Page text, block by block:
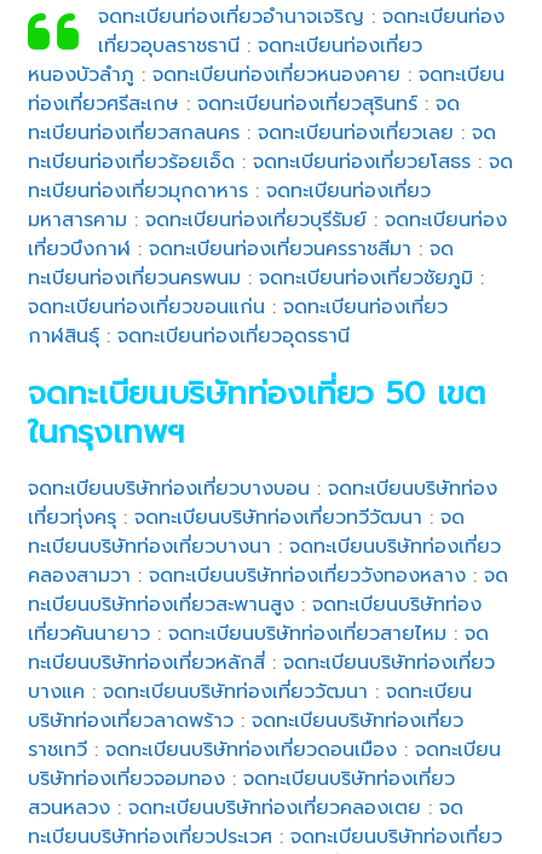
จดทะเบียนท่องเที่ยวอำนาจเจริญ : จดทะเบียนท่อง
เที่ยวอุบลราชธานี: จดทะเบียนท่องเที่ยว
หนองบัวลำภู :จดทะเบียนท่องเที่ยวหนองคาย :จดทะเบียน
ท่องเที่ยวศรีสะเกษ :จดทะเบียนท่องเที่ยวสุรินทร์ :จด
ทะเบียนท่องเที่ยวสกลนคร :จดทะเบียนท่องเที่ยวเลย :จด
ทะเบียนท่องเที่ยวร้อยเอ็ด :จดทะเบียนท่องเที่ยวยโสธร :จด
ทะเบียนท่องเที่ยวมุกดาหาร :จดทะเบียนท่องเที่ยว
มหาสารคาม :จดทะเบียนท่องเที่ยวบุรีรัมย์ :จดทะเบียนท่อง
เที่ยวบึงกาฬ :จดทะเบียนท่องเที่ยวนครราชสีมา :จด
ทะเบียนท่องเที่ยวนครพนม :จดทะเบียนท่องเที่ยวชัยภูมิ :
จดทะเบียนท่องเที่ยวขอนแก่น :จดทะเบียนท่องเที่ยว
กาฬสินธุ์ :จดทะเบียนท่องเที่ยวอุดรธานี
จดทะเบียนบริษัทท่องเที่ยว 50 เขต
ในกรุงเทพฯ
จดทะเบียนบริษัทท่องเที่ยวบางบอน :จดทะเบียนบริษัทท่อง
เที่ยวทุ่งครุ :จดทะเบียนบริษัทท่องเที่ยวทวีวัฒนา :จด
ทะเบียนบริษัทท่องเที่ยวบางนา :จดทะเบียนบริษัทท่องเที่ยว
คลองสามวา :จดทะเบียนบริษัทท่องเที่ยววังทองหลาง :จด
ทะเบียนบริษัทท่องเที่ยวสะพานสูง :จดทะเบียนบริษัทท่อง
เที่ยวคันนายาว :จดทะเบียนบริษัทท่องเที่ยวสายไหม :จด
ทะเบียนบริษัทท่องเที่ยวหลักสี่ :จดทะเบียนบริษัทท่องเที่ยว
บางแค :จดทะเบียนบริษัทท่องเที่ยววัฒนา :จดทะเบียน
บริษัทท่องเที่ยวลาดพร้าว :จดทะเบียนบริษัทท่องเที่ยว
ราชเทวี :จดทะเบียนบริษัทท่องเที่ยวดอนเมือง :จดทะเบียน
บริษัทท่องเที่ยวจอมทอง :จดทะเบียนบริษัทท่องเที่ยว
สวนหลวง :จดทะเบียนบริษัทท่องเที่ยวคลองเตย :จด
ทะเบียนบริษัทท่องเที่ยวประเวศ :จดทะเบียนบริษัทท่องเที่ยว